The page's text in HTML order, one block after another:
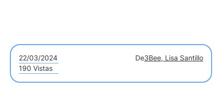
22/03/2024 De3Bee, Lisa Santillo
190 Vistas